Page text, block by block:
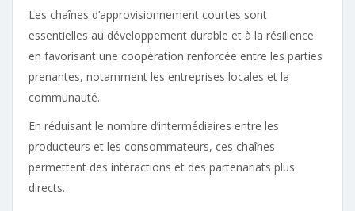
Les chaînes d’approvisionnement courtes sont
essentielles au développement durable et à la résilience
en favorisant une coopération renforcée entre les parties
prenantes, notamment les entreprises locales et la
communauté.
En réduisant le nombre d’intermédiaires entre les
producteurs et les consommateurs, ces chaînes
permettent des interactions et des partenariats plus
directs.